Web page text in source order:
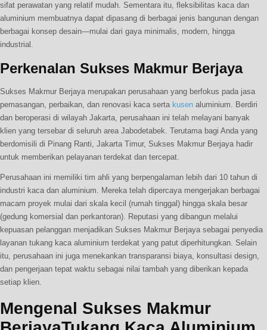
sifat perawatan yang relatif mudah. Sementara itu, fleksibilitas kaca dan
aluminium membuatnya dapat dipasang di berbagai jenis bangunan dengan
berbagai konsep desain—mulai dari gaya minimalis, modern, hingga
industrial.
Perkenalan Sukses Makmur Berjaya
Sukses Makmur Berjaya merupakan perusahaan yang berfokus pada jasa
pemasangan, perbaikan, dan renovasi kaca serta kusen aluminium. Berdiri
dan beroperasi di wilayah Jakarta, perusahaan ini telah melayani banyak
klien yang tersebar di seluruh area Jabodetabek. Terutama bagi Anda yang
berdomisili di Pinang Ranti, Jakarta Timur, Sukses Makmur Berjaya hadir
untuk memberikan pelayanan terdekat dan tercepat.
Perusahaan ini memiliki tim ahli yang berpengalaman lebih dari 10 tahun di
industri kaca dan aluminium. Mereka telah dipercaya mengerjakan berbagai
macam proyek mulai dari skala kecil (rumah tinggal) hingga skala besar
(gedung komersial dan perkantoran). Reputasi yang dibangun melalui
kepuasan pelanggan menjadikan Sukses Makmur Berjaya sebagai penyedia
layanan tukang kaca aluminium terdekat yang patut diperhitungkan. Selain
itu, perusahaan ini juga menekankan transparansi biaya, konsultasi design,
dan pengerjaan tepat waktu sebagai nilai tambah yang diberikan kepada
setiap klien.
Mengenal Sukses Makmur